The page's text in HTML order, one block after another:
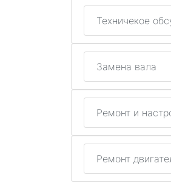
Техничекое
Замена вала
Ремонт и
Ремонт